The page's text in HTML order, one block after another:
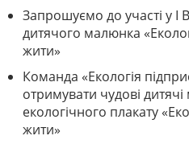
Запрошуємо до участі у І
дитячого малюнка
жити»
Команда «Екологія
отримувати чудові
екологічного плакату
жити»